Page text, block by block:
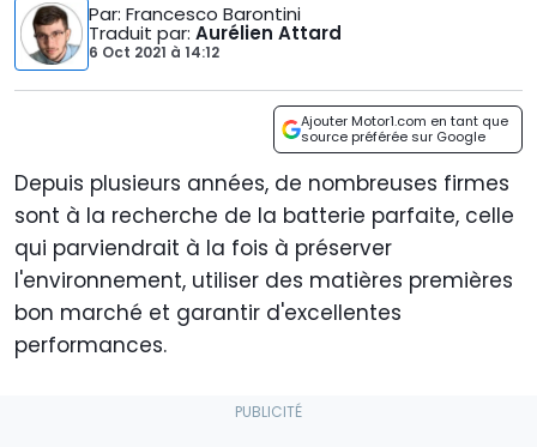
Par: Francesco Barontini
Traduit par: Aurélien Attard
6 Oct 2021 à 14:12
Ajouter Motor1.com en tant que
source préférée sur Google
Depuis plusieurs années, de nombreuses firmes
sont à la recherche de la batterie parfaite, celle
qui parviendrait à la fois à préserver
l'environnement, utiliser des matières premières
bon marché et garantir d'excellentes
performances.